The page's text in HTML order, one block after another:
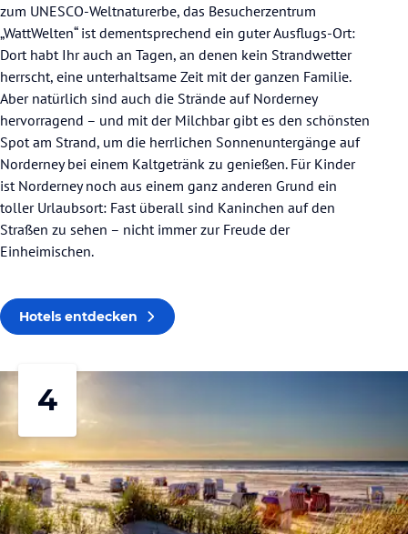
zum UNESCO-Weltnaturerbe, das Besucherzentrum
„WattWelten“ ist dementsprechend ein guter Ausflugs-Ort:
Dort habt Ihr auch an Tagen, an denen kein Strandwetter
herrscht, eine unterhaltsame Zeit mit der ganzen Familie.
Aber natürlich sind auch die Strände auf Norderney
hervorragend – und mit der Milchbar gibt es den schönsten
Spot am Strand, um die herrlichen Sonnenuntergänge auf
Norderney bei einem Kaltgetränk zu genießen. Für Kinder
ist Norderney noch aus einem ganz anderen Grund ein
toller Urlaubsort: Fast überall sind Kaninchen auf den
Straßen zu sehen – nicht immer zur Freude der
Einheimischen.
Hotels entdecken
4